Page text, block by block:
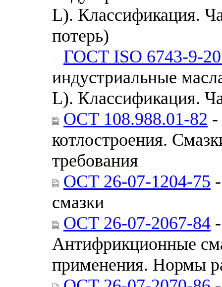
L). Классификация.
потерь)
ГОСТ ISO 6743-9-
индустриальные
L). Классификация.
ОСТ 108.988.01-82 -
котлостроения.
требования
ОСТ 26-07-1204-75
смазки
ОСТ 26-07-2067-84
Антифрикционные
применения. Нормы